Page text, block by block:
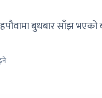
बुधबार साँझ